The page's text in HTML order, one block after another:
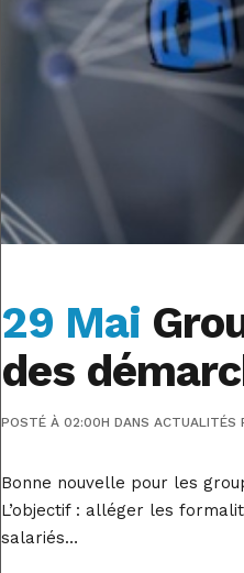
29 Mai
des
POSTÉ À 02:00H DANS ACTUALITÉS
Bonne nouvelle pour les
L’objectif : alléger les
salariés…